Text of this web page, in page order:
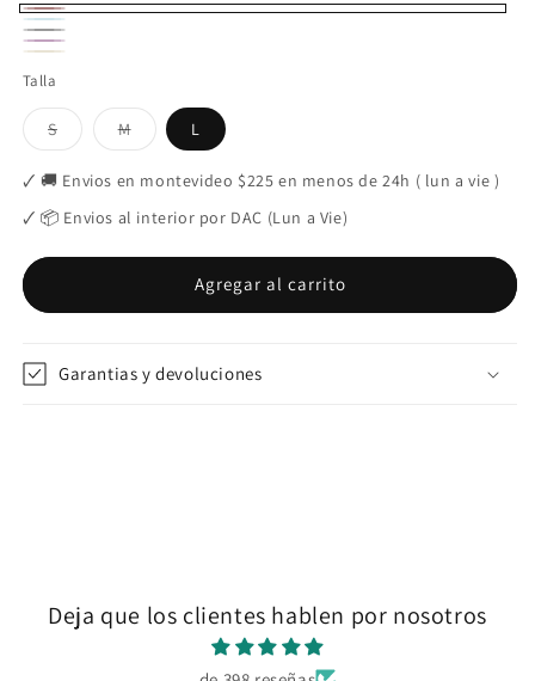
Gris
Variante
agotada
o
no
disponible
rosa
viejo
celeste
Variante
no
Negro
Variante
agotada
no
disponible
Lila
o
Talla
SVariante
agotada
no
disponible
MVariante
agotada
no
disponible
L
🗸 🚚 Envios en montevideo $225 en menos de 24h ( lun a vie )
🗸 📦 Envios al interior por DAC (Lun a Vie)
Agregar al carrito
Garantias y devoluciones
Deja que los clientes hablen por nosotros